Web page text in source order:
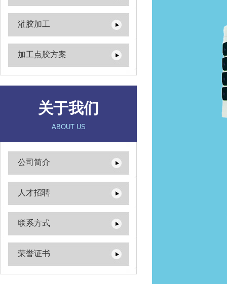
灌胶加工
加工点胶方案
关于我们
ABOUT US
公司简介
人才招聘
联系方式
荣誉证书